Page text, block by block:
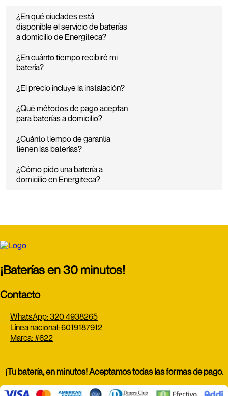
¿En qué ciudades está
disponible el servicio de baterías
a domicilio de Energiteca?
¿En cuánto tiempo recibiré mi
batería?
¿El precio incluye la instalación?
¿Qué métodos de pago aceptan
para baterías a domicilio?
¿Cuánto tiempo de garantía
tienen las baterías?
¿Cómo pido una batería a
domicilio en Energiteca?
¡Baterías en 30 minutos!
Contacto
WhatsApp: 320 4938265
Línea nacional: 6019187912
Marca: #622
¡Tu batería, en minutos! Aceptamos todas las formas de pago.